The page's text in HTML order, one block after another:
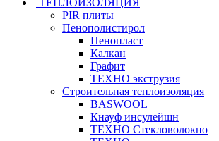
ТЕПЛОИЗОЛЯЦИЯ
PIR плиты
Пенополистирол
Пенопласт
Калкан
Графит
ТЕХНО экструзия
Строительная теплоизоляция
BASWOOL
Кнауф инсулейшн
ТЕХНО Стекловолокно